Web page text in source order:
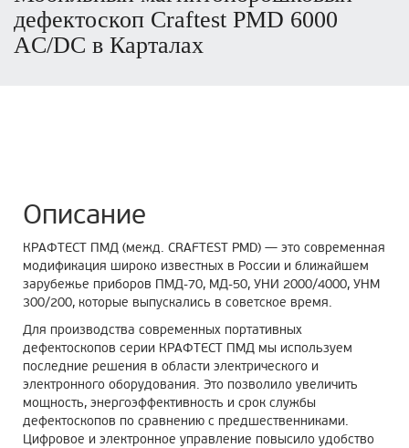
дефектоскоп Craftest PMD 6000
AC/DC в Карталах
Описание
КРАФТЕСТ ПМД (межд. CRAFTEST PMD) — это современная
модификация широко известных в России и ближайшем
зарубежье приборов ПМД-70, МД-50, УНИ 2000/4000, УНМ
300/200, которые выпускались в советское время.
Для производства современных портативных
дефектоскопов серии КРАФТЕСТ ПМД мы используем
последние решения в области электрического и
электронного оборудования. Это позволило увеличить
мощность, энергоэффективность и срок службы
дефектоскопов по сравнению с предшественниками.
Цифровое и электронное управление повысило удобство